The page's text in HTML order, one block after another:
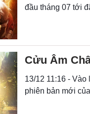
đầu tháng 07 tới
Cửu Âm
13/12 11:16 -
phiên bản mới